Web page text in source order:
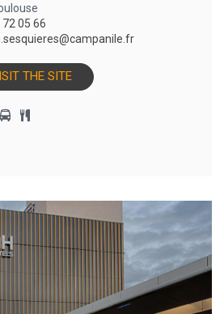
05 66
THE SITE